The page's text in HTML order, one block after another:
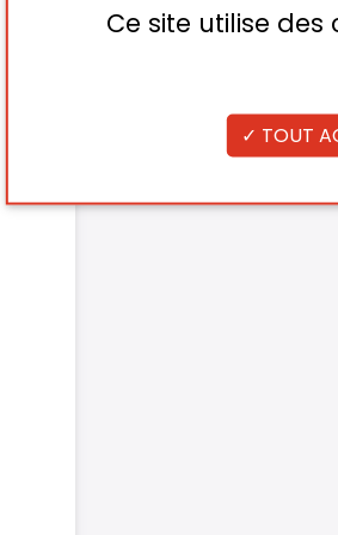
Ce site utilise
TOUT